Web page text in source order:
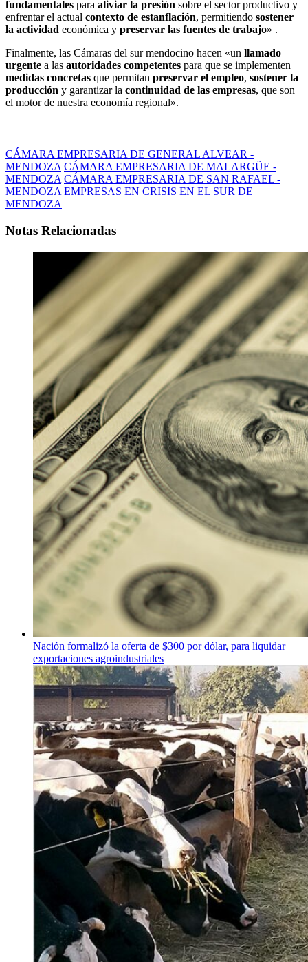
fundamentales para aliviar la presión sobre el sector productivo y
enfrentar el actual contexto de estanflación, permitiendo sostener
la actividad económica y preservar las fuentes de trabajo» .
Finalmente, las Cámaras del sur mendocino hacen «un llamado
urgente a las autoridades competentes para que se implementen
medidas concretas que permitan preservar el empleo, sostener la
producción y garantizar la continuidad de las empresas, que son
el motor de nuestra economía regional».
CÁMARA EMPRESARIA DE GENERAL ALVEAR -
MENDOZA CÁMARA EMPRESARIA DE MALARGÜE -
MENDOZA CÁMARA EMPRESARIA DE SAN RAFAEL -
MENDOZA EMPRESAS EN CRISIS EN EL SUR DE
MENDOZA
Notas Relacionadas
Nación formalizó la oferta de $300 por dólar, para liquidar
exportaciones agroindustriales